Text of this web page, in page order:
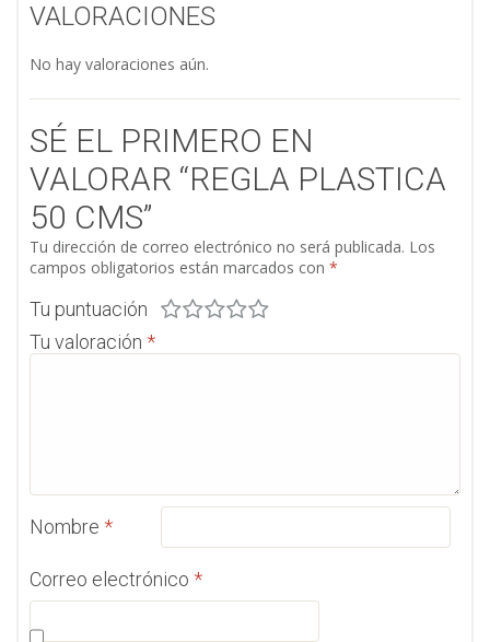
VALORACIONES
No hay valoraciones aún.
SÉ EL PRIMERO EN
VALORAR “REGLA PLASTICA
50 CMS”
Tu dirección de correo electrónico no será publicada. Los
campos obligatorios están marcados con *
Tu puntuación
Tu valoración *
Nombre *
Correo electrónico *